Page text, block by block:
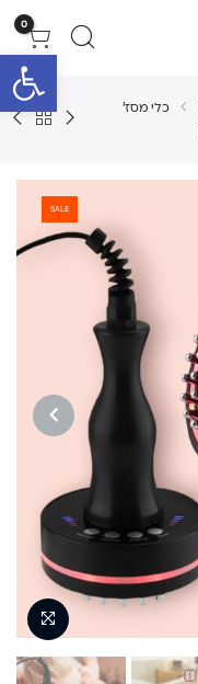
פתח
0
כלי מסז'
SALE